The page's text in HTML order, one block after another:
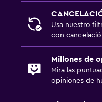
Usa nuestro
con
Millones de
Mira las
opiniones de